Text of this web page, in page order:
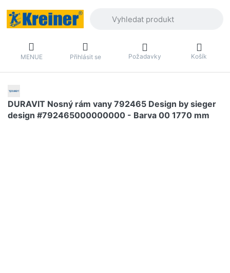
MENUE Přihlásit se Požadavky Košík
DURAVIT Nosný rám vany 792465 Design by sieger
design #792465000000000 - Barva 00 1770 mm